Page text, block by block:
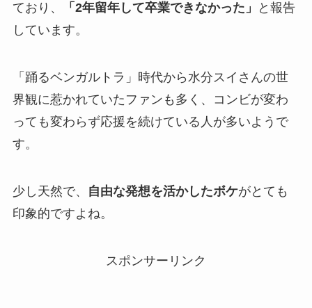
ており、
「2年留年して卒業できなかった」
と報告
しています。
「踊るベンガルトラ」時代から水分スイさんの世
界観に惹かれていたファンも多く、コンビが変わ
っても変わらず応援を続けている人が多いようで
す。
少し天然で、 自由な発想を活かしたボケがとても
印象的ですよね。
スポンサーリンク